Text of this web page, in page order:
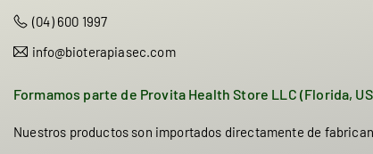
(04) 600 1997
info@bioterapiasec.com
Formamos parte de Provita Health Store LLC (Florida,
Nuestros productos son importados directamente de